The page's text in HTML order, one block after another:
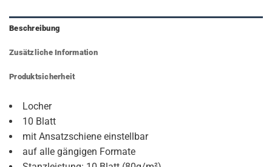
Beschreibung
Zusätzliche Information
Produktsicherheit
Locher
10 Blatt
mit Ansatzschiene einstellbar
auf alle gängigen Formate